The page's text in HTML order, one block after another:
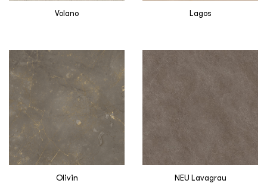
Volano Lagos
Olivin NEU Lavagrau